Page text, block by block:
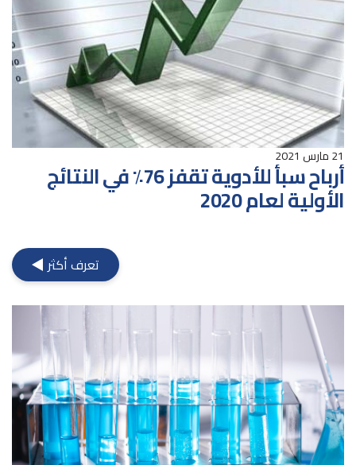
أرباح سبأ للأدوية تقفز 76٪ في النتائج
الأولية لعام 2020
21 مارس 2021
تعرف أكثر